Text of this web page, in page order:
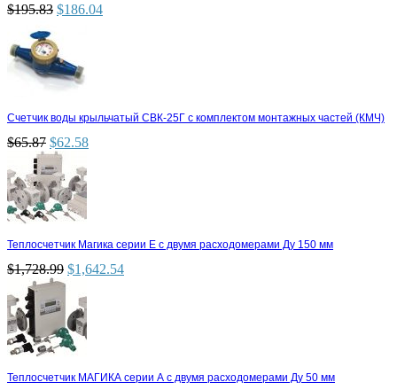
$195.83 $186.04
Счетчик воды крыльчатый СВК-25Г с комплектом монтажных частей (КМЧ)
$65.87 $62.58
Теплосчетчик Магика серии Е с двумя расходомерами Ду 150 мм
$1,728.99 $1,642.54
Теплосчетчик МАГИКА серии А с двумя расходомерами Ду 50 мм